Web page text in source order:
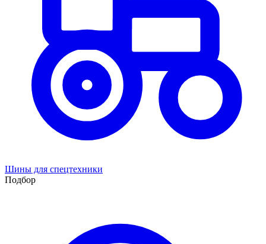
Шины для спецтехники
Подбор